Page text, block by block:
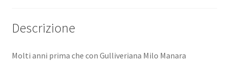
Descrizione
Molti anni prima che con Gulliveriana Milo Manara